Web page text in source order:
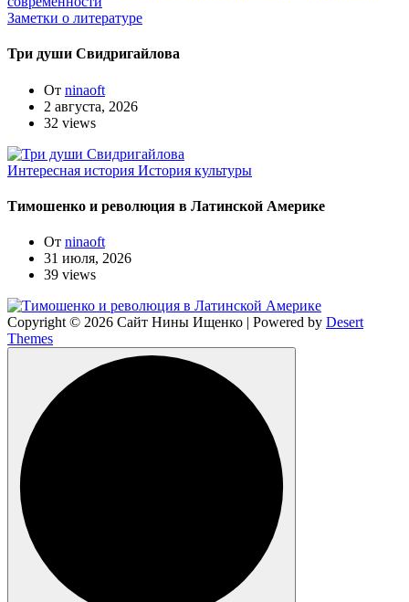
Заметки о литературе
Три души Свидригайлова
От ninaoft
2 августа, 2026
32 views
Интересная история История культуры
Тимошенко и революция в Латинской Америке
От ninaoft
31 июля, 2026
39 views
Copyright © 2026 Сайт Нины Ищенко | Powered by Desert
Themes